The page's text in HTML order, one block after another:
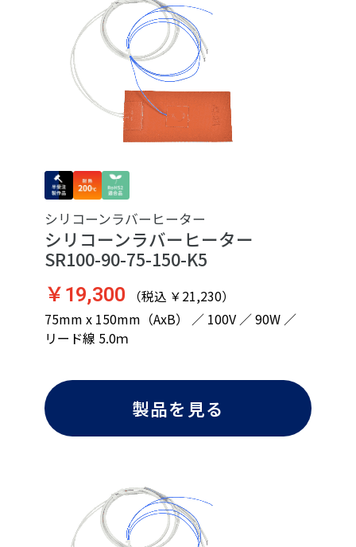
シリコーンラバーヒーター
シリコーンラバーヒーター
SR100-90-75-150-K5
￥19,300 （税込 ￥21,230）
75mm x 150mm（AxB） ／ 100V ／ 90W ／
リード線 5.0ｍ
製品を見る